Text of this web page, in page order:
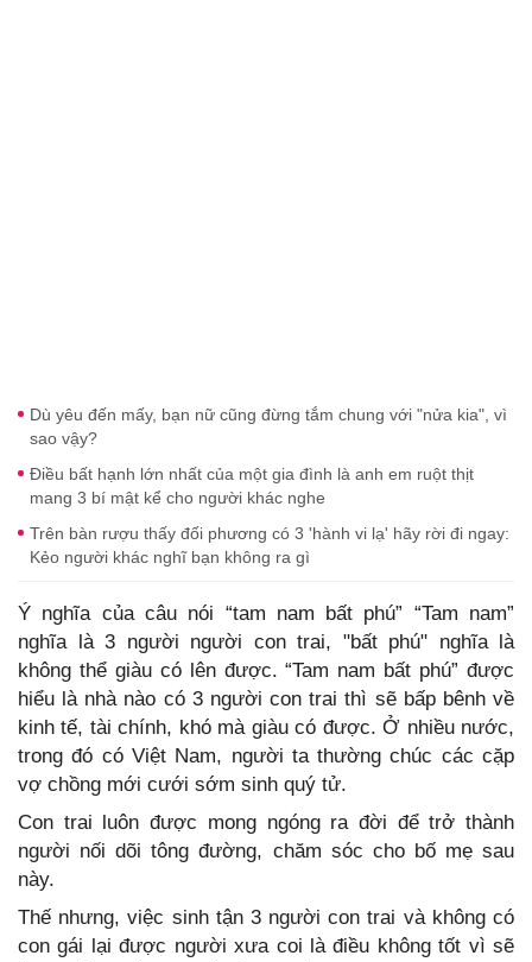
Dù yêu đến mấy, bạn nữ cũng đừng tắm chung với "nửa kia", vì
sao vậy?
Điều bất hạnh lớn nhất của một gia đình là anh em ruột thịt
mang 3 bí mật kể cho người khác nghe
Trên bàn rượu thấy đối phương có 3 'hành vi lạ' hãy rời đi ngay:
Kẻo người khác nghĩ bạn không ra gì
Ý nghĩa của câu nói “tam nam bất phú” “Tam nam”
nghĩa là 3 người người con trai, "bất phú" nghĩa là
không thể giàu có lên được. “Tam nam bất phú” được
hiểu là nhà nào có 3 người con trai thì sẽ bấp bênh về
kinh tế, tài chính, khó mà giàu có được. Ở nhiều nước,
trong đó có Việt Nam, người ta thường chúc các cặp
vợ chồng mới cưới sớm sinh quý tử.
Con trai luôn được mong ngóng ra đời để trở thành
người nối dõi tông đường, chăm sóc cho bố mẹ sau
này.
Thế nhưng, việc sinh tận 3 người con trai và không có
con gái lại được người xưa coi là điều không tốt vì sẽ